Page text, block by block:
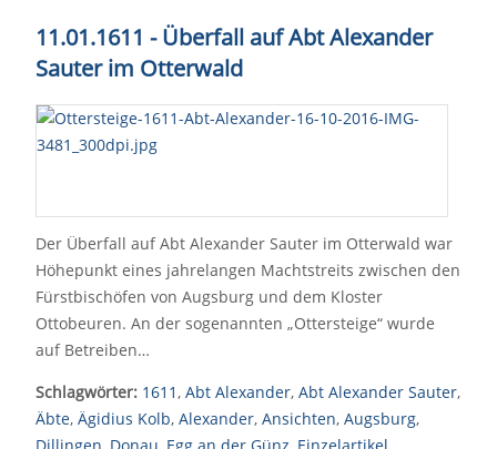
11.01.1611 - Überfall auf Abt Alexander
Sauter im Otterwald
Der Überfall auf Abt Alexander Sauter im Otterwald war
Höhepunkt eines jahrelangen Machtstreits zwischen den
Fürstbischöfen von Augsburg und dem Kloster
Ottobeuren. An der sogenannten „Ottersteige“ wurde
auf Betreiben…
Schlagwörter: 1611, Abt Alexander, Abt Alexander Sauter,
Äbte, Ägidius Kolb, Alexander, Ansichten, Augsburg,